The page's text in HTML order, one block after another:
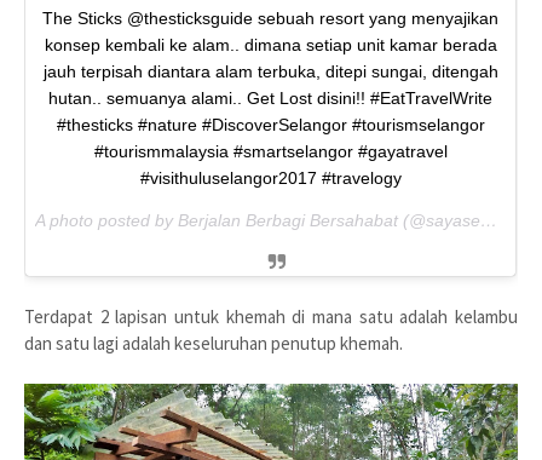
The Sticks @thesticksguide sebuah resort yang menyajikan
konsep kembali ke alam.. dimana setiap unit kamar berada
jauh terpisah diantara alam terbuka, ditepi sungai, ditengah
hutan.. semuanya alami.. Get Lost disini!! #EatTravelWrite
#thesticks #nature #DiscoverSelangor #tourismselangor
#tourismmalaysia #smartselangor #gayatravel
#visithuluselangor2017 #travelogy
A photo posted by Berjalan Berbagi Bersahabat (@sayasenangjalan) on
Terdapat 2 lapisan untuk khemah di mana satu adalah kelambu
dan satu lagi adalah keseluruhan penutup khemah.